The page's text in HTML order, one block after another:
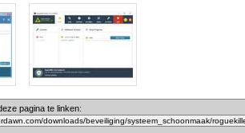
pagina te linken: